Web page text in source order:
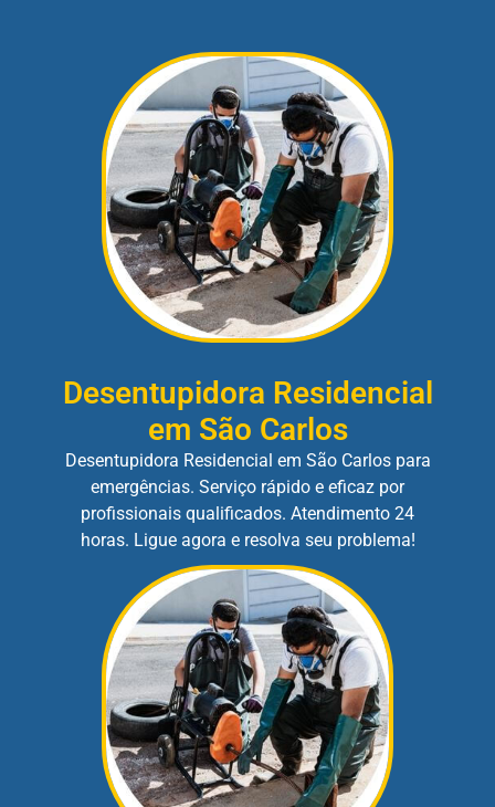
Desentupidora Residencial
em São Carlos
Desentupidora Residencial em São Carlos para
emergências. Serviço rápido e eficaz por
profissionais qualificados. Atendimento 24
horas. Ligue agora e resolva seu problema!